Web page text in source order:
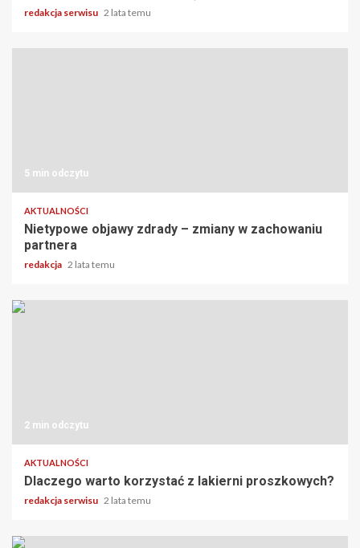
redakcja serwisu 2 lata temu
5 min odczytu
AKTUALNOŚCI
Nietypowe objawy zdrady – zmiany w zachowaniu
partnera
redakcja 2 lata temu
2 min odczytu
AKTUALNOŚCI
Dlaczego warto korzystać z lakierni proszkowych?
redakcja serwisu 2 lata temu